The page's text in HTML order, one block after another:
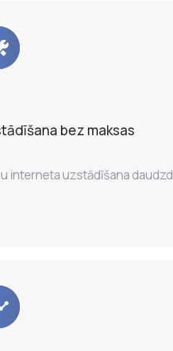
bez maksas
interneta uzstādīšana